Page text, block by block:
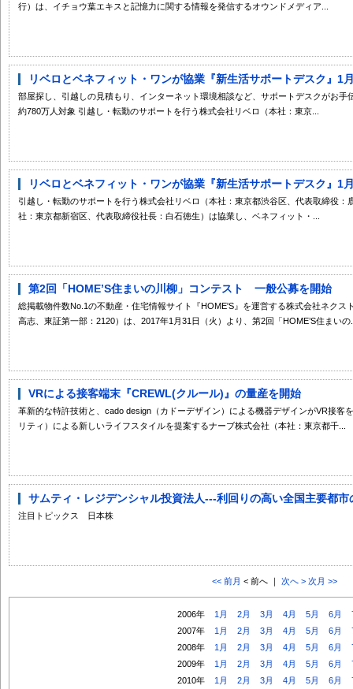
行）は、イチョウ葉エキスと記憶力に関する情報を発信するオウンドメディア...
リベロとベネフィット・ワンが協業『新生活サポートデスク』1
部屋探し、引越しの見積もり、インターネット環境相談など、サポートデスクがお
約780万人対象 引越し・転勤のサポートを行う株式会社リベロ（本社：東京...
リベロとベネフィット・ワンが協業『新生活サポートデスク』1
引越し・転勤のサポートを行う株式会社リベロ（本社：東京都渋谷区、代表取締役
社：東京都新宿区、代表取締役社長：白石徳生）は協業し、ベネフィット・...
第2回「HOME’S住まいの川柳」コンテスト 一般公募を開始
総掲載物件数No.1の不動産・住宅情報サイト『HOME'S』を運営する株式会社ネクス
高志、東証第一部：2120）は、2017年1月31日（火）より、第2回「HOME’S住まいの
VRによる接客端末『CREWL(クルール)』の量産を開始
革新的な特許技術と、cado design（カドーデザイン）による機器デザインがVR接客
リティ）による新しいライフスタイルを提案するナーブ株式会社（本社：東京都千...
サムティ・レジデンシャル投資法人---利回りの高い全国主要都
注目トピックス 日本株
<< 前月 < 前へ ｜ 次へ > 次月 >>
2006年 1月 2月 3月 4月 5月 6月
2007年
1月 2月 3月 4月 5月 6月
2008年
1月 2月 3月 4月 5月 6月
2009年
1月 2月 3月 4月 5月 6月
2010年
1月 2月 3月 4月 5月 6月